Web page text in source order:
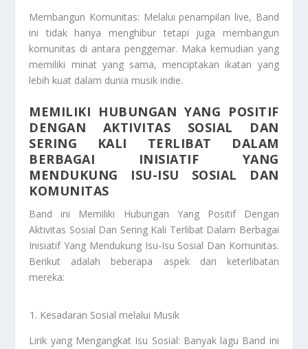
Membangun Komunitas: Melalui penampilan live, Band
ini tidak hanya menghibur tetapi juga membangun
komunitas di antara penggemar. Maka kemudian yang
memiliki minat yang sama, menciptakan ikatan yang
lebih kuat dalam dunia musik indie.
MEMILIKI HUBUNGAN YANG POSITIF
DENGAN AKTIVITAS SOSIAL DAN
SERING KALI TERLIBAT DALAM
BERBAGAI INISIATIF YANG
MENDUKUNG ISU-ISU SOSIAL DAN
KOMUNITAS
Band ini Memiliki Hubungan Yang Positif Dengan
Aktivitas Sosial Dan Sering Kali Terlibat Dalam Berbagai
Inisiatif Yang Mendukung Isu-Isu Sosial Dan Komunitas.
Berikut adalah beberapa aspek dari keterlibatan
mereka:
Kesadaran Sosial melalui Musik
Lirik yang Mengangkat Isu Sosial: Banyak lagu Band ini